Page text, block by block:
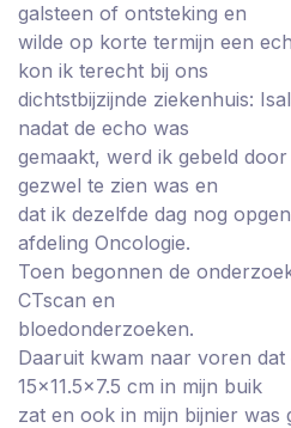
galsteen of ontsteking en
wilde op korte termijn een
kon ik terecht bij ons
dichtstbijzijnde ziekenhuis:
nadat de echo was
gemaakt, werd ik gebeld
gezwel te zien was en
dat ik dezelfde dag nog
afdeling Oncologie.
Toen begonnen de
CTscan en
bloedonderzoeken.
Daaruit kwam naar voren
15×11.5×7.5 cm in mijn buik
zat en ook in mijn bijnier was